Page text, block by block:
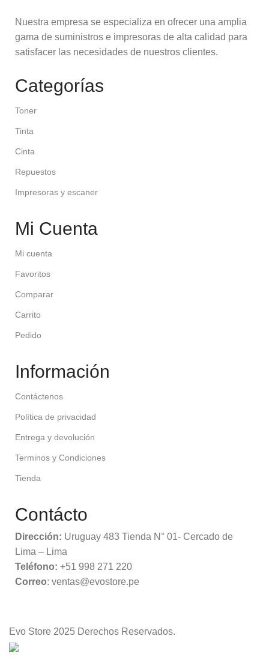
Nuestra empresa se especializa en ofrecer una amplia
gama de suministros e impresoras de alta calidad para
satisfacer las necesidades de nuestros clientes.
Categorías
Toner
Tinta
Cinta
Repuestos
Impresoras y escaner
Mi Cuenta
Mi cuenta
Favoritos
Comparar
Carrito
Pedido
Información
Contáctenos
Política de privacidad
Entrega y devolución
Terminos y Condiciones
Tienda
Contácto
Dirección: Uruguay 483 Tienda N° 01- Cercado de
Lima – Lima
Teléfono: +51 998 271 220
Correo: ventas@evostore.pe
Evo Store 2025 Derechos Reservados.